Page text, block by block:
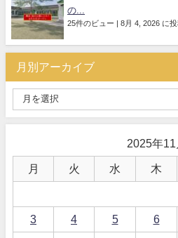
の...
25件のビュー | 8月 4, 2026 に
月別アーカイブ
2025年11
月 火 水 木
3 4 5 6